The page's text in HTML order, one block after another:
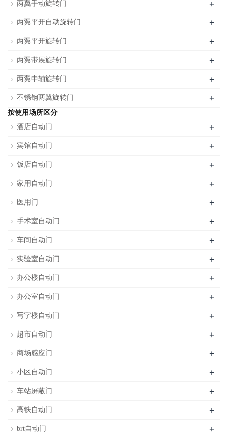
两翼手动旋转门 +
两翼平开自动旋转门 +
两翼平开旋转门 +
两翼带展旋转门 +
两翼中轴旋转门 +
不锈钢两翼旋转门 +
按使用场所区分
酒店自动门
+
宾馆自动门 +
饭店自动门 +
家用自动门 +
医用门 +
手术室自动门 +
车间自动门 +
实验室自动门 +
办公楼自动门 +
办公室自动门 +
写字楼自动门 +
超市自动门 +
商场感应门 +
小区自动门 +
车站屏蔽门 +
高铁自动门 +
brt自动门 +